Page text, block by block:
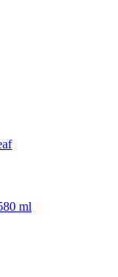
ml